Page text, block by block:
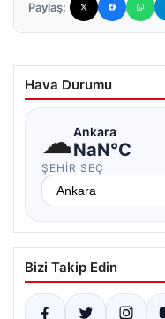
Paylaş:
Hava Durumu
☁Ankara
NaN°C
ŞEHIR SEÇ
Bizi Takip Edin